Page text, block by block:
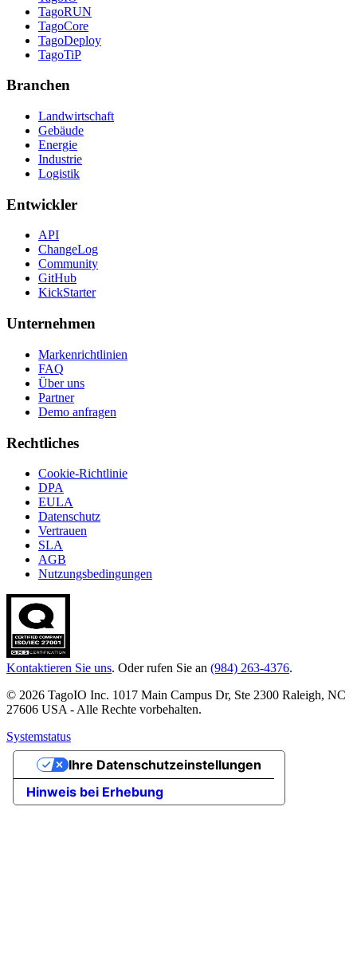
TagoRUN
TagoCore
TagoDeploy
TagoTiP
Branchen
Landwirtschaft
Gebäude
Energie
Industrie
Logistik
Entwickler
API
ChangeLog
Community
GitHub
KickStarter
Unternehmen
Markenrichtlinien
FAQ
Über uns
Partner
Demo anfragen
Rechtliches
Cookie-Richtlinie
DPA
EULA
Datenschutz
Vertrauen
SLA
AGB
Nutzungsbedingungen
Kontaktieren Sie uns. Oder rufen Sie an (984) 263-4376.
© 2026 TagoIO Inc. 1017 Main Campus Dr, Ste 2300 Raleigh, NC
27606 USA - Alle Rechte vorbehalten.
Systemstatus
Hinweis bei Erhebung
Ihre Datenschutzeinstellungen